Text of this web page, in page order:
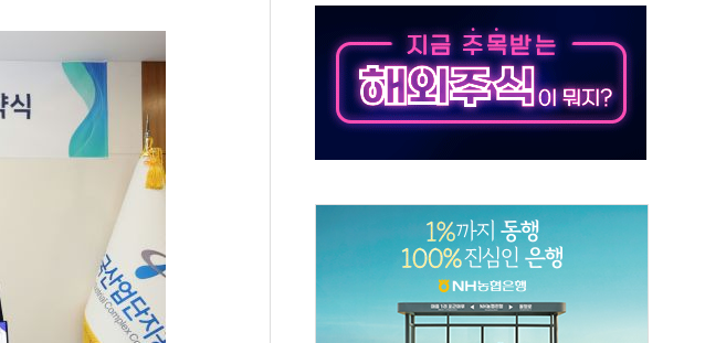
콘 관세 15% 부과…美 태양광주 급등
만남
자 위독…곧 사망해도 놀랍지 않아"